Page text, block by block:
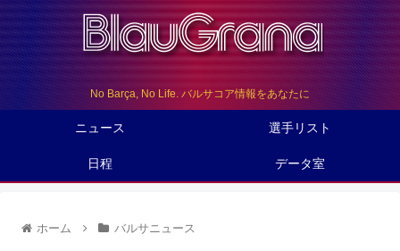
No Barça, No Life. バルサコア情報をあなたに
ニュース 選手リスト
日程 データ室
ホーム バルサニュース